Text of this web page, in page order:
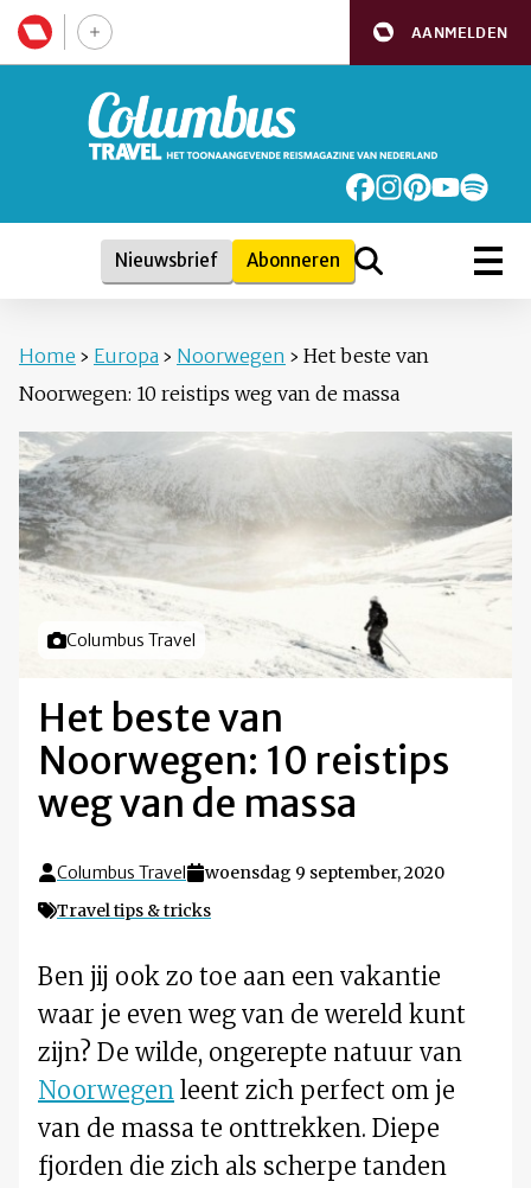
AANMELDEN
Nieuwsbrief Abonneren
Home › Europa › Noorwegen › Het beste van
Noorwegen: 10 reistips weg van de massa
Foto door
Columbus Travel
Het beste van
Noorwegen: 10 reistips
weg van de massa
Columbus Travel
woensdag 9 september, 2020
Travel tips & tricks
Ben jij ook zo toe aan een vakantie
waar je even weg van de wereld kunt
zijn? De wilde, ongerepte natuur van
Noorwegen leent zich perfect om je
van de massa te onttrekken. Diepe
fjorden die zich als scherpe tanden